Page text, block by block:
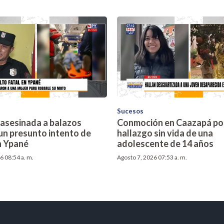
a balazos
presunto intento de
Ypané
08:54 a. m.
Sucesos
Conmoción en Caazapá
hallazgo sin vida de una
adolescente de 14 años
Agosto 7, 2026 07:53 a. m.